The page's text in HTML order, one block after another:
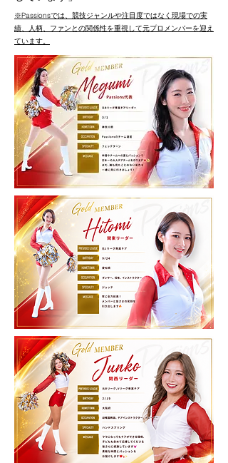
​※Passionsでは、競技ジャンルや注目度ではなく現場での実
績、人柄、ファンとの関係性を重視して元プロメンバーを迎え
ています。